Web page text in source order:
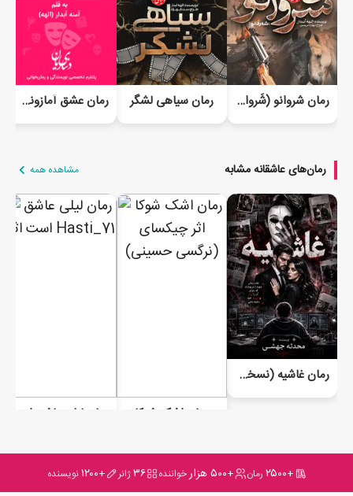
رمان شروانو (شَروانو) رمان سیاهی لشگر رمان عشق آمازونی (جلد دوم) - آفلاین
رمان‌های عاشقانه مشابه مشاهده همه
رمان غاشیه (نسخه اصلی)
رمان اشک شوکا
+۲۵۰۰ رمان +۵۰۰ هزار خواننده ۳۶ژانر +۱۲۰۰ نویسنده